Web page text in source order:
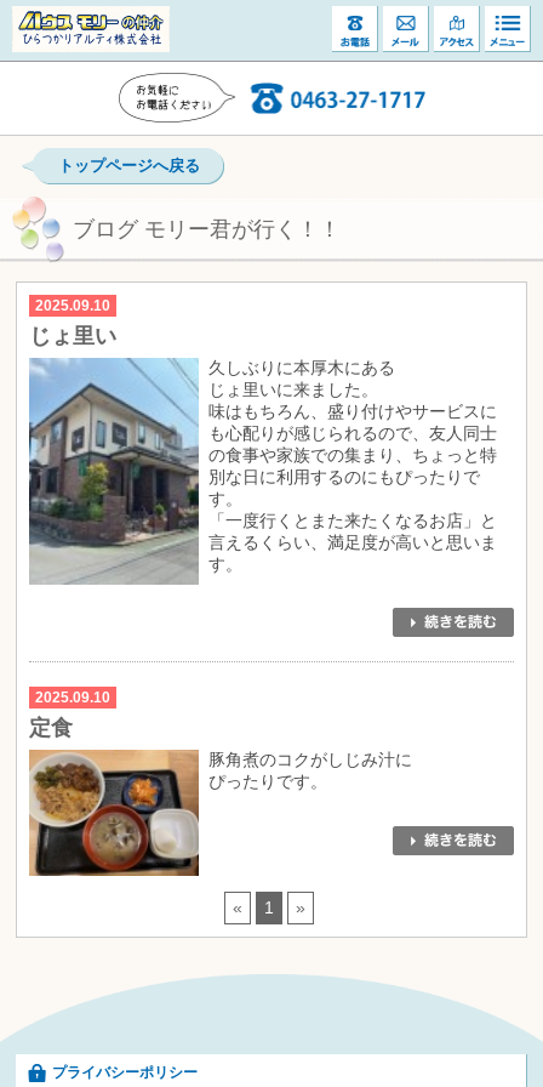
トップページへ戻る
ブログ モリー君が行く！！
2025.09.10
じょ里い
久しぶりに本厚木にある
じょ里いに来ました。
味はもちろん、盛り付けやサービスに
も心配りが感じられるので、友人同士
の食事や家族での集まり、ちょっと特
別な日に利用するのにもぴったりで
す。
「一度行くとまた来たくなるお店」と
言えるくらい、満足度が高いと思いま
す。
2025.09.10
定食
豚角煮のコクがしじみ汁に
ぴったりです。
« 1 »
プライバシーポリシー